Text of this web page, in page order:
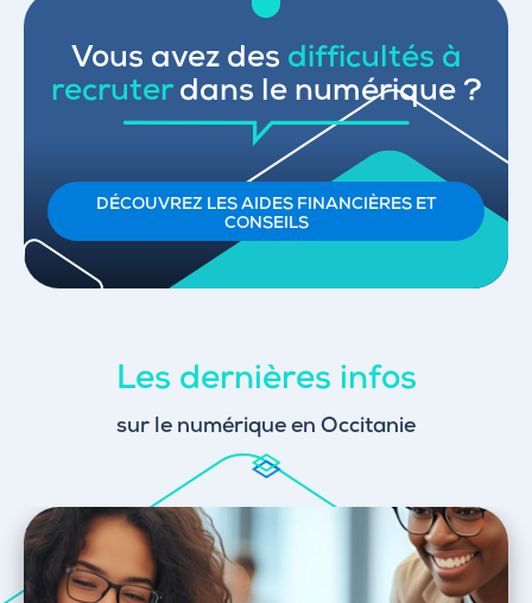
Vous avez des difficultés à
recruterdans le numérique ?
DÉCOUVREZ LES AIDES FINANCIÈRES ET
CONSEILS
Les dernières infos
sur le numérique en Occitanie